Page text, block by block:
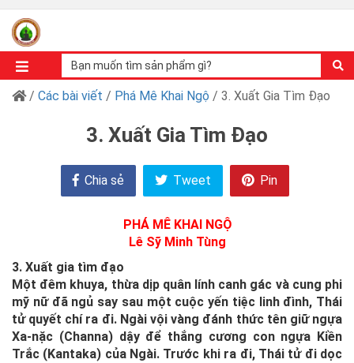
/ Các bài viết / Phá Mê Khai Ngộ / 3. Xuất Gia Tìm Đạo
3. Xuất Gia Tìm Đạo
Chia sẻ Tweet Pin
PHÁ MÊ KHAI NGỘ
Lê Sỹ Minh Tùng
3. Xuất gia tìm đạo
Một đêm khuya, thừa dịp quân lính canh gác và cung phi
mỹ nữ đã ngủ say sau một cuộc yến tiệc linh đình, Thái
tử quyết chí ra đi. Ngài vội vàng đánh thức tên giữ ngựa
Xa-nặc (Channa) dậy để thắng cương con ngựa Kiền
Trắc (Kantaka) của Ngài. Trước khi ra đi, Thái tử đi dọc